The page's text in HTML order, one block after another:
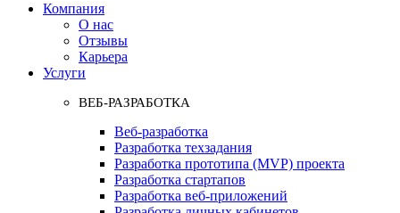
Компания
О нас
Отзывы
Карьера
Услуги
ВЕБ-РАЗРАБОТКА
Веб-разработка
Разработка техзадания
Разработка прототипа (MVP) проекта
Разработка стартапов
Разработка веб-приложений